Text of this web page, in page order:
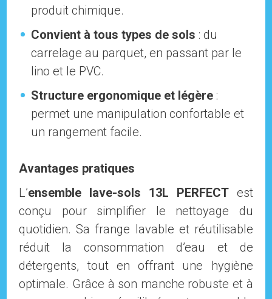
produit chimique.
Convient à tous types de sols : du
carrelage au parquet, en passant par le
lino et le PVC.
Structure ergonomique et légère :
permet une manipulation confortable et
un rangement facile.
Avantages pratiques
L’ensemble lave-sols 13L PERFECTest
conçu pour simplifier le nettoyage du
quotidien. Sa frange lavable et réutilisable
réduit la consommation d’eau et de
détergents, tout en offrant une hygiène
optimale. Grâce à son manche robuste et à